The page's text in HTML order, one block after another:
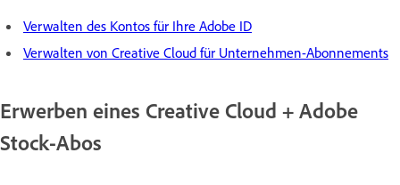
Verwalten des Kontos für Ihre Adobe ID
Verwalten von Creative Cloud für Unternehmen-Abonnements
Erwerben eines Creative Cloud + Adobe
Stock-Abos